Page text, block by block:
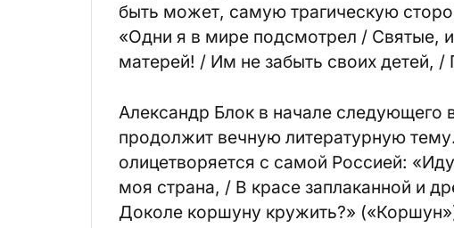
быть может, самую трагическую
«Одни я в мире подсмотрел / Святые,
матерей! / Им не забыть своих детей,
Александр Блок в начале следующего
продолжит вечную литературную
олицетворяется с самой Россией:
моя страна, / В красе заплаканной и
Доколе коршуну кружить?»